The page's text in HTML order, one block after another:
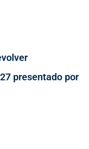
presentado por